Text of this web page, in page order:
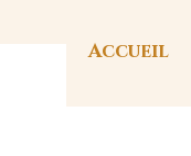
Accueil